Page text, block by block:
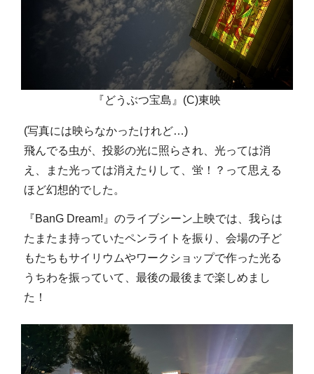
『どうぶつ宝島』(C)東映
(写真には映らなかったけれど…)
飛んでる虫が、投影の光に照らされ、光っては消
え、また光っては消えたりして、蛍！？って思える
ほど幻想的でした。
『BanG Dream!』のライブシーン上映では、我らは
たまたま持っていたペンライトを振り、会場の子ど
もたちもサイリウムやワークショップで作った光る
うちわを振っていて、最後の最後まで楽しめまし
た！